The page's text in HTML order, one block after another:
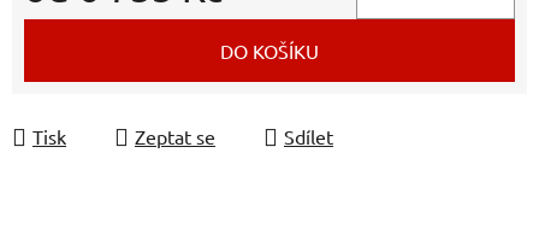
Měrná cena:
DO KOŠÍKU
Tisk Zeptat se Sdílet